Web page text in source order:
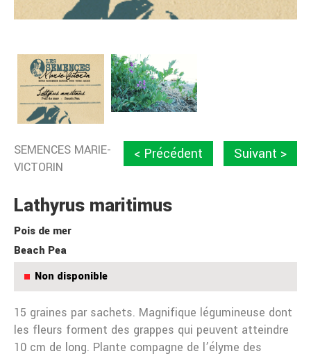
Suivant >
< Précédent
SEMENCES MARIE-
VICTORIN
Lathyrus maritimus
Pois de mer
Beach Pea
Non disponible
15 graines par sachets. Magnifique légumineuse dont
les fleurs forment des grappes qui peuvent atteindre
10 cm de long. Plante compagne de l’élyme des